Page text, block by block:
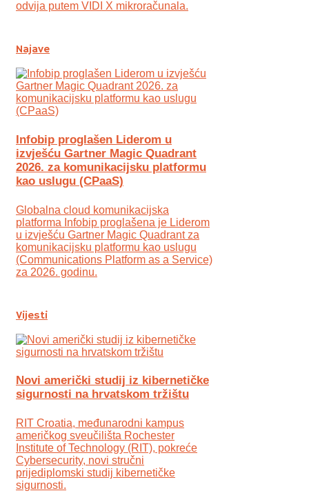
odvija putem VIDI X mikroračunala.
Najave
Infobip proglašen Liderom u
izvješću Gartner Magic Quadrant
2026. za komunikacijsku platformu
kao uslugu (CPaaS)
Globalna cloud komunikacijska
platforma Infobip proglašena je Liderom
u izvješću Gartner Magic Quadrant za
komunikacijsku platformu kao uslugu
(Communications Platform as a Service)
za 2026. godinu.
Vijesti
Novi američki studij iz kibernetičke
sigurnosti na hrvatskom tržištu
RIT Croatia, međunarodni kampus
američkog sveučilišta Rochester
Institute of Technology (RIT), pokreće
Cybersecurity, novi stručni
prijediplomski studij kibernetičke
sigurnosti.